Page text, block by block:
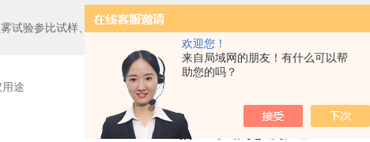
欢迎您！
来自局域网的朋友！有什么可以帮
助您的吗？
试验参比试样、橘皮板、气溶胶、清洗液等
途
粉尘检测仪用途